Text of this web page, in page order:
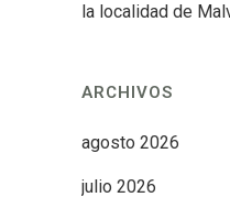
la localidad de
ARCHIVOS
agosto 2026
julio 2026